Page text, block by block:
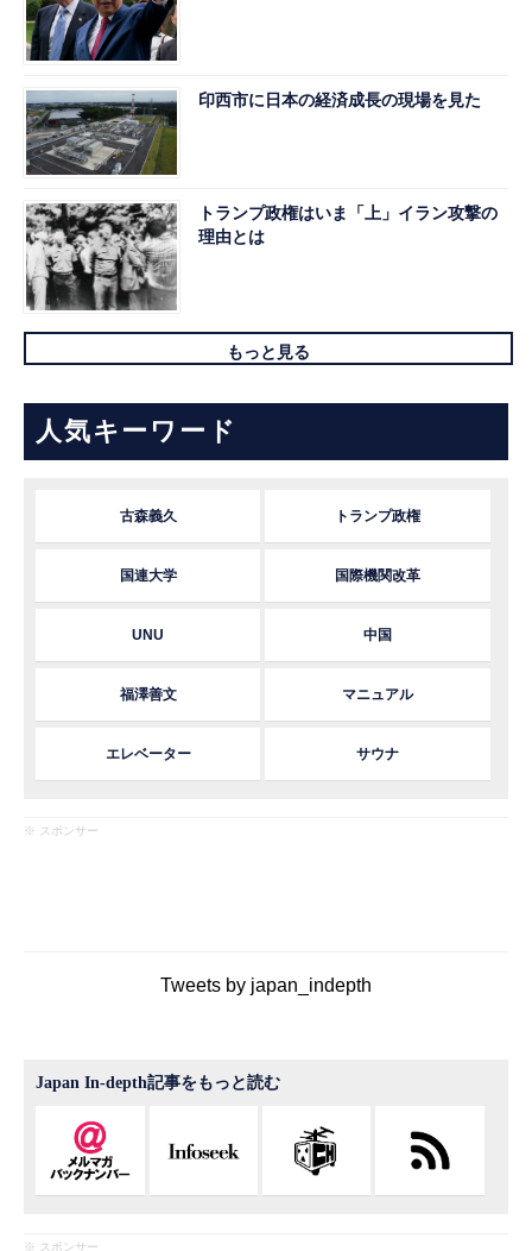
印西市に日本の経済成長の現場を見た
トランプ政権はいま「上」イラン攻撃の
理由とは
もっと見る
人気キーワード
古森義久 トランプ政権
国連大学 国際機関改革
UNU 中国
福澤善文 マニュアル
エレベーター サウナ
※ スポンサー
Tweets by japan_indepth
Japan In-depth記事をもっと読む
※ スポンサー